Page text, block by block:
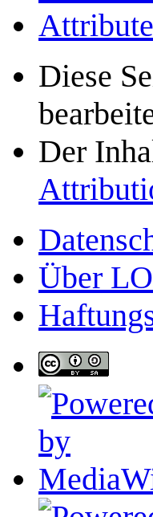
Diese
Der
Über